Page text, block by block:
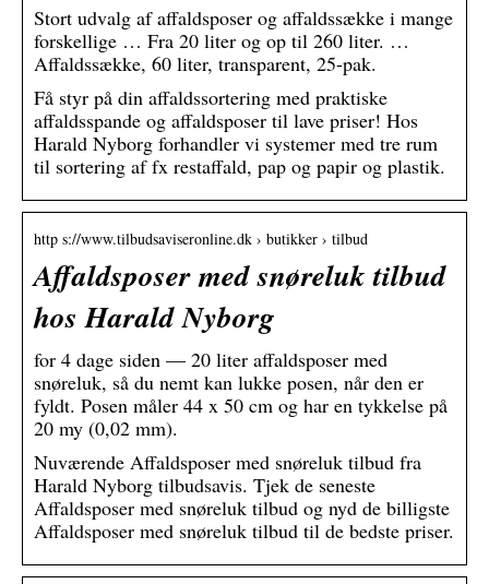
Stort udvalg af affaldsposer og affaldssække i mange
forskellige … Fra 20 liter og op til 260 liter. …
Affaldssække, 60 liter, transparent, 25-pak.
Få styr på din affaldssortering med praktiske
affaldsspande og affaldsposer til lave priser! Hos
Harald Nyborg forhandler vi systemer med tre rum
til sortering af fx restaffald, pap og papir og plastik.
http s://www.tilbudsaviseronline.dk › butikker › tilbud
Affaldsposer med snøreluk tilbud
hos Harald Nyborg
for 4 dage siden — 20 liter affaldsposer med
snøreluk, så du nemt kan lukke posen, når den er
fyldt. Posen måler 44 x 50 cm og har en tykkelse på
20 my (0,02 mm).
Nuværende Affaldsposer med snøreluk tilbud fra
Harald Nyborg tilbudsavis. Tjek de seneste
Affaldsposer med snøreluk tilbud og nyd de billigste
Affaldsposer med snøreluk tilbud til de bedste priser.